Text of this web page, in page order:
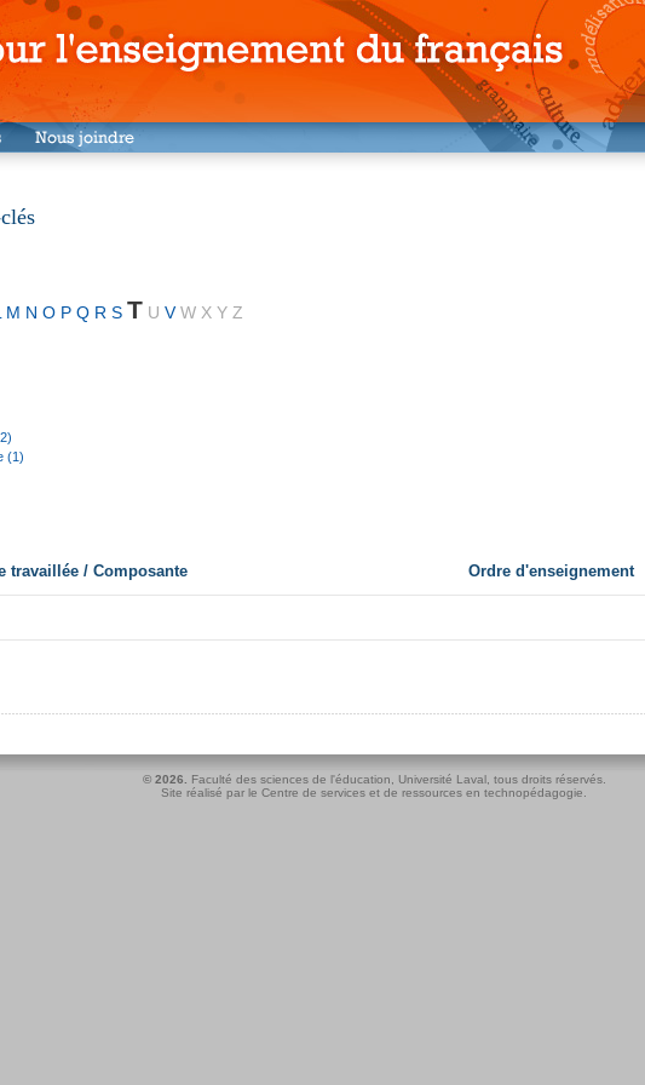
M N O P Q R S T U V W X Y Z
(1)
travaillée / Composante Ordre d'enseignement
© 2026. Faculté des sciences de l'éducation Université Laval, tous droits réservés.
Site réalisé par le Centre de services et de ressources en technopédagogie